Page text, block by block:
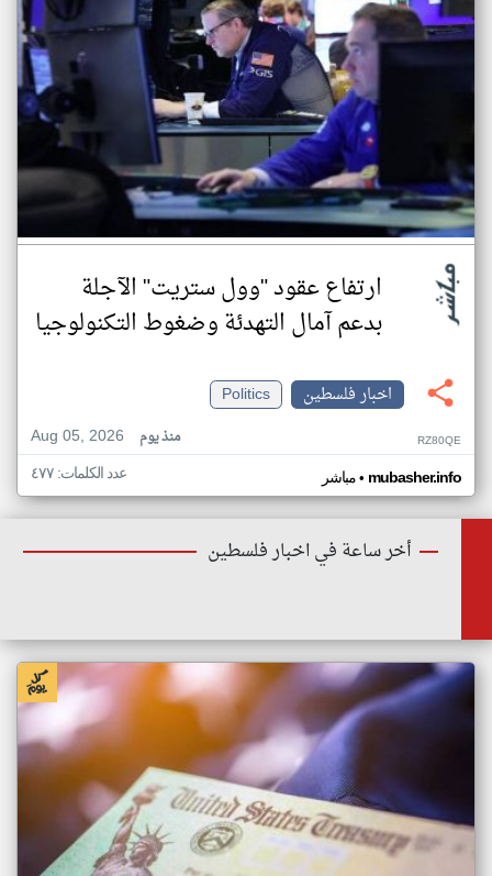
ارتفاع عقود "وول ستريت" الآجلة
بدعم آمال التهدئة وضغوط التكنولوجيا
اخبار فلسطين
Politics
Aug 05, 2026
منذ يوم RZ80QE
مباشر• mubasher.info عدد الكلمات: ٤٧٧
أخر ساعة في اخبار فلسطين